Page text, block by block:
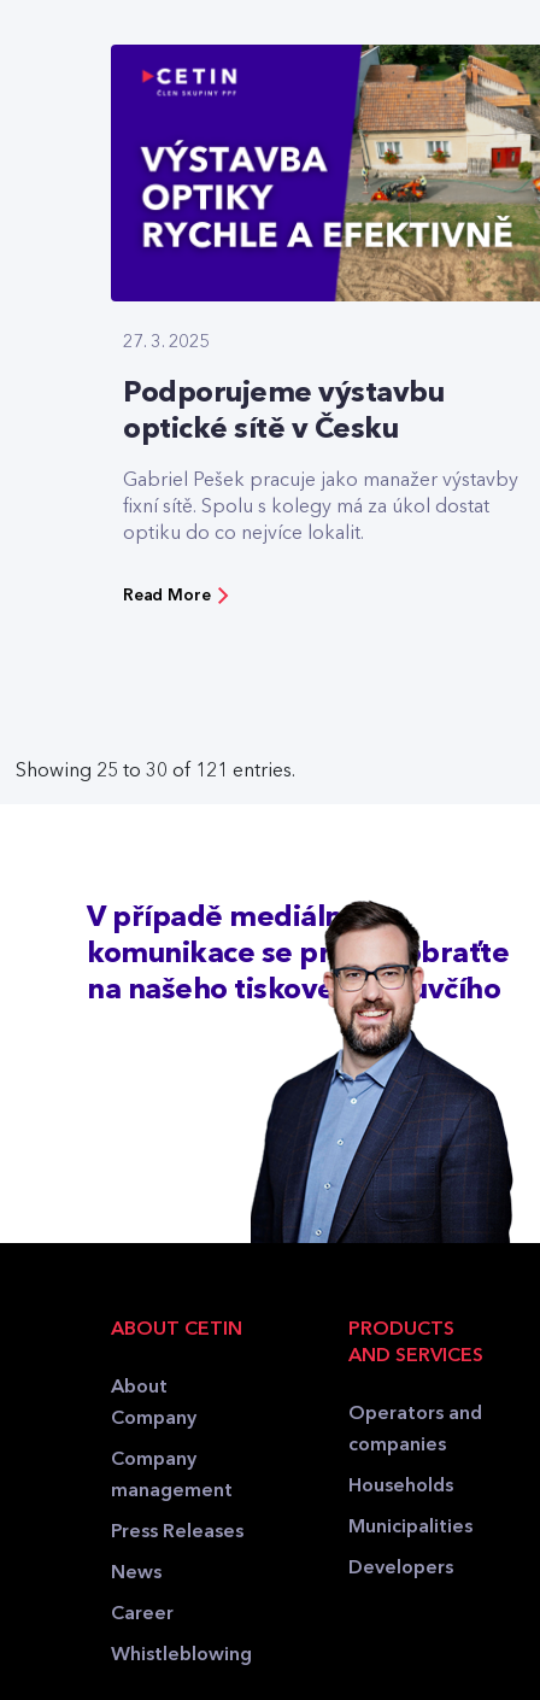
27. 3. 2025
Podporujeme výstavbu
optické sítě v Česku
Gabriel Pešek pracuje jako manažer výstavby
fixní sítě. Spolu s kolegy má za úkol dostat
optiku do co nejvíce lokalit.
Read More
Showing 25 to 30 of 121 entries.
V případě mediální
komunikace se prosím obraťte
na našeho tiskového mluvčího
ABOUT CETIN
About
Company
Company
management
Press Releases
News
Career
Whistleblowing
PRODUCTS
AND SERVICES
Operators and
companies
Households
Municipalities
Developers